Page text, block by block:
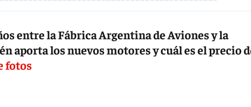
entre la Fábrica Argentina de Aviones y la
aporta los nuevos motores y cuál es el precio
fotos